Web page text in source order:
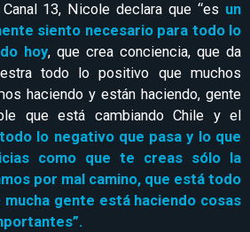
13, Nicole declara que “es un
siento necesario para todo lo
hoy, que crea conciencia, que da
todo lo positivo que muchos
haciendo y están haciendo, gente
que está cambiando Chile y el
lo negativo que pasa y lo que
como que te creas sólo la
por mal camino, que está todo
gente está haciendo cosas